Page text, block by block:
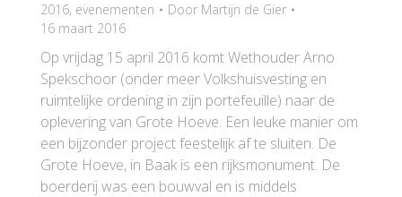
2016, evenementen Door Martijn de Gier
16 maart 2016
Op vrijdag 15 april 2016 komt Wethouder Arno
Spekschoor (onder meer Volkshuisvesting en
ruimtelijke ordening in zijn portefeuille) naar de
oplevering van Grote Hoeve. Een leuke manier om
een bijzonder project feestelijk af te sluiten. De
Grote Hoeve, in Baak is een rijksmonument. De
boerderij was een bouwval en is middels